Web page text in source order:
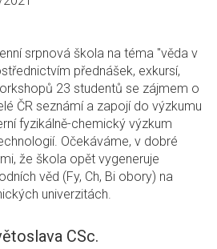
srpnová škola na téma "věda v
přednášek, exkursí,
23 studentů se zájmem o
ČR seznámí a zapojí do výzkumu
fyzikálně-chemický výzkum
Očekáváme, v dobré
že škola opět vygeneruje
věd (Fy, Ch, Bi obory) na
univerzitách.
CSc.